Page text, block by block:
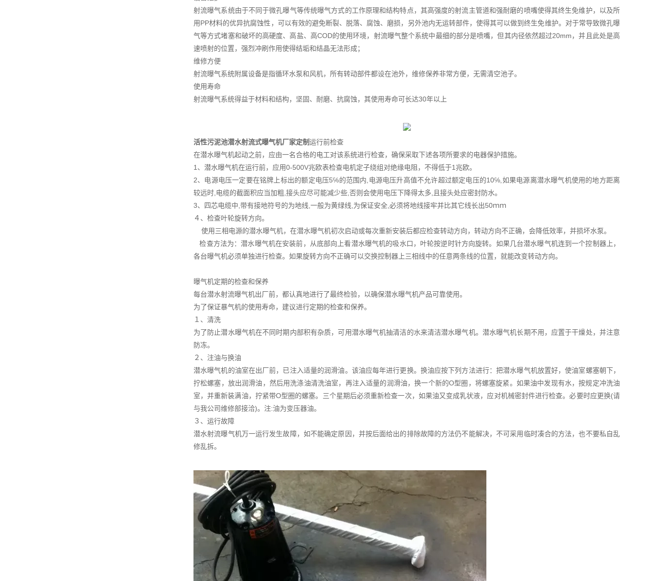
射流曝气系统由于不同于微孔曝气等传统曝气方式的工作原理和结构特点，其高强度的射流主管道和强耐磨的喷嘴使得其终生免维护，以及所
用PP材料的优异抗腐蚀性，可以有效的避免断裂、脱落、腐蚀、磨损，另外池内无运转部件，使得其可以做到终生免维护。对于常导致微孔曝
气等方式堵塞和破坏的高硬度、高盐、高COD的使用环境，射流曝气整个系统中最细的部分是喷嘴，但其内径依然超过20mm，并且此处是高
速喷射的位置，强烈冲刷作用使得结垢和结晶无法形成；
维修方便
射流曝气系统附属设备是指循环水泵和风机，所有转动部件都设在池外，维修保养非常方便，无需清空池子。
使用寿命
射流曝气系统得益于材料和结构，坚固、耐磨、抗腐蚀，其使用寿命可长达30年以上
活性污泥池潜水射流式曝气机厂家定制运行前检查
在潜水曝气机起动之前，应由一名合格的电工对该系统进行检查，确保采取下述各项所要求的电器保护措施。
1、潜水曝气机在运行前，应用0-500V兆欧表检查电机定子绕组对绝缘电阻，不得低于1兆欧。
2、电源电压一定要在铭牌上标出的额定电压5℅的范围内,电源电压升高值不允许超过额定电压的10℅,如果电源离潜水曝气机使用的地方距离
较远时,电缆的截面积应当加粗,接头应尽可能减少些,否则会使用电压下降得太多,且接头处应密封防水。
3、四芯电缆中,带有接地符号的为地线,一般为黄绿线,为保证安全,必须将地线接牢并比其它线长出50ｍｍ
４、检查叶轮旋转方向。
使用三相电源的潜水曝气机，在潜水曝气机初次启动或每次重新安装后都应检查转动方向，转动方向不正确，会降低效率，并损坏水泵。
检查方法为：潜水曝气机在安装前，从底部向上看潜水曝气机的吸水口，叶轮按逆时针方向旋转。如果几台潜水曝气机连到一个控制器上，
各台曝气机必须单独进行检查。如果旋转方向不正确可以交换控制器上三相线中的任意两条线的位置，就能改变转动方向。
曝气机定期的检查和保养
每台潜水射流曝气机出厂前，都认真地进行了最终检验，以确保潜水曝气机产品可靠使用。
为了保证暴气机的使用寿命，建议进行定期的检查和保养。
１、清洗
为了防止潜水曝气机在不同时期内部积有杂质，可用潜水曝气机抽清洁的水来清洁潜水曝气机。潜水曝气机长期不用，应置于干燥处，并注意
防冻。
２、注油与换油
潜水曝气机的油室在出厂前，已注入适量的润滑油。该油应每年进行更换。换油应按下列方法进行：把潜水曝气机放置好，使油室螺塞朝下，
拧松螺塞，放出润滑油，然后用洗涤油清洗油室，再注入适量的润滑油，换一个新的Ο型圈，将螺塞旋紧。如果油中发现有水，按规定冲洗油
室，并重新装满油，拧紧带O型圈的螺塞。三个星期后必须重新检查一次，如果油又变成乳状液，应对机械密封件进行检查。必要时应更换(请
与我公司维修部接洽)。注:油为变压器油。
３、运行故障
潜水射流曝气机万一运行发生故障，如不能确定原因，并按后面给出的排除故障的方法仍不能解决，不可采用临时凑合的方法，也不要私自乱
修乱拆。